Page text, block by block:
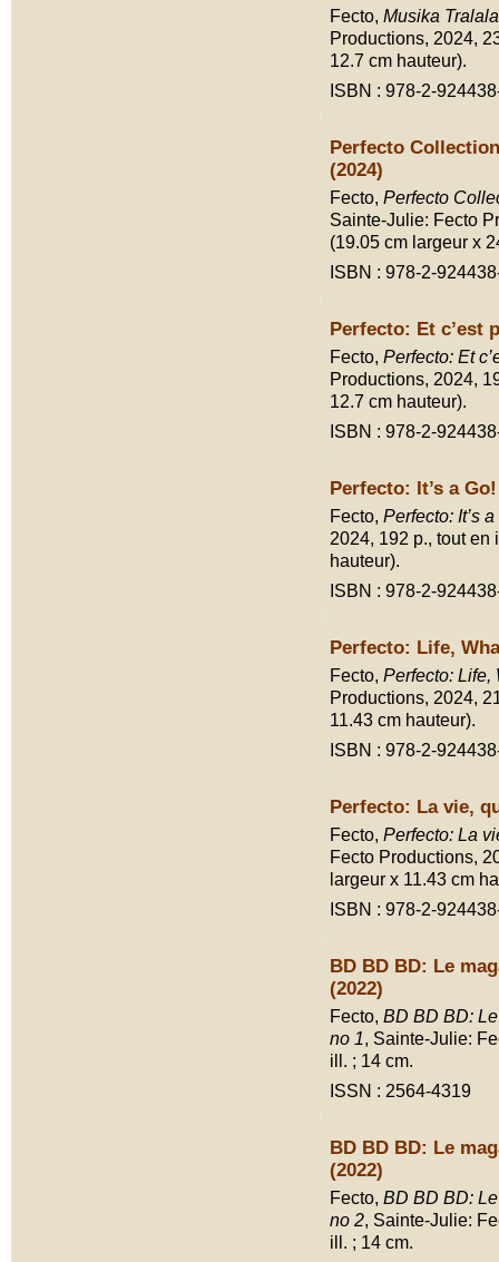
Fecto, Musika
Productions, 2024,
12.7 cm hauteur).
ISBN : 978-2-
Perfecto
(2024)
Fecto, Perfecto
Sainte-Julie: Fecto
(19.05 cm largeur x
ISBN : 978-2-
Perfecto: Et c’est
Fecto, Perfecto: Et
Productions, 2024,
12.7 cm hauteur).
ISBN : 978-2-
Perfecto: It’s a
Fecto, Perfecto: It’s a
2024, 192 p., tout en
hauteur).
ISBN : 978-2-
Perfecto: Life,
Fecto, Perfecto: Life,
Productions, 2024,
11.43 cm hauteur).
ISBN : 978-2-
Perfecto: La vie,
Fecto, Perfecto: La
Fecto Productions,
largeur x 11.43 cm
ISBN : 978-2-
BD BD BD: Le
(2022)
Fecto, BD BD BD:
no 1, Sainte-Julie:
ill. ; 14 cm.
ISSN : 2564-4319
BD BD BD: Le
(2022)
Fecto, BD BD BD:
no 2, Sainte-Julie:
ill. ; 14 cm.